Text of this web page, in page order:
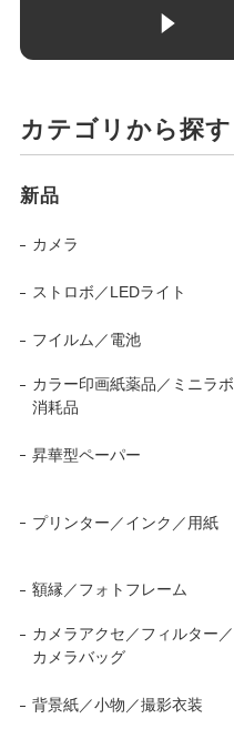
カテゴリから探す
新品
カメラ
ストロボ／LEDライト
フイルム／電池
カラー印画紙薬品／ミニラボ
消耗品
昇華型ペーパー
プリンター／インク／用紙
額縁／フォトフレーム
カメラアクセ／フィルター／
カメラバッグ
背景紙／小物／撮影衣装